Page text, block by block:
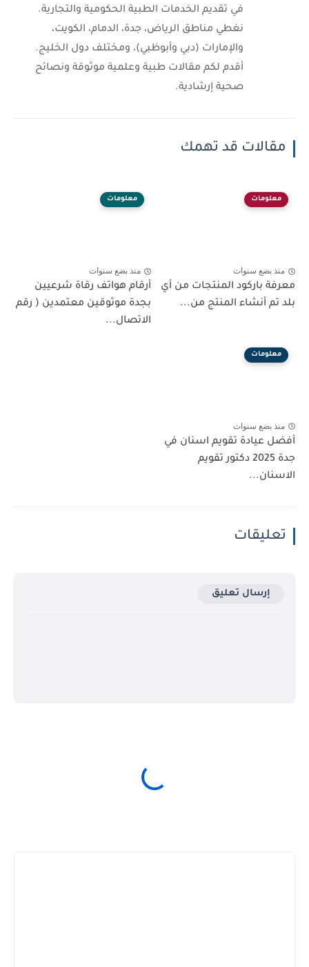
في تقديم الخدمات الطبية الحكومية والتجارية.
نغطي مناطق الرياض، جدة، الدمام، الكويت،
والإمارات (دبي وأبوظبي)، ومختلف دول الخليج.
أقدم لكم مقالات طبية وعلمية موثوقة ونصائح
صحية إرشادية.
مقالات قد تهمك
معلومات
منذ بضع سنوات
معرفة باركود المنتجات من أي
بلد تم أنشاء المنتج من...
معلومات
منذ بضع سنوات
أرقام هواتف رقاة شرعيين
بجدة موثوقين معتمدين ( رقم
الاتصال...
معلومات
منذ بضع سنوات
أفضل عيادة تقويم اسنان في
جدة 2025 دكتور تقويم
الاسنان...
تعليقات
إرسال تعليق